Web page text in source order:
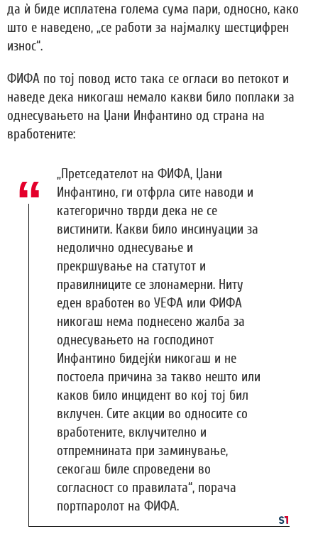
да ѝ биде исплатена голема сума пари, односно, како
што е наведено, „се работи за најмалку шестцифрен
износ“.
ФИФА по тој повод исто така се огласи во петокот и
наведе дека никогаш немало какви било поплаки за
однесувањето на Џани Инфантино од страна на
вработените:
„Претседателот на ФИФА, Џани
Инфантино, ги отфрла сите наводи и
категорично тврди дека не се
вистинити. Какви било инсинуации за
недолично однесување и
прекршување на статутот и
правилниците се злонамерни. Ниту
еден вработен во УЕФА или ФИФА
никогаш нема поднесено жалба за
однесувањето на господинот
Инфантино бидејќи никогаш и не
постоела причина за такво нешто или
каков било инцидент во кој тој бил
вклучен. Сите акции во односите со
вработените, вклучително и
отпремнината при заминување,
секогаш биле спроведени во
согласност со правилата“, порача
портпаролот на ФИФА.